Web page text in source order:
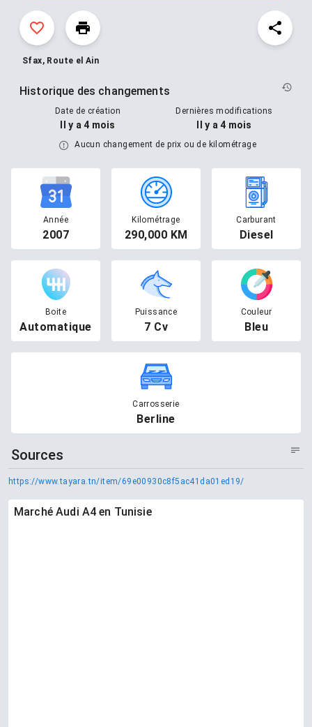
Sfax, Route el Ain
Historique des changements
Date de création
Il y a 4 mois
Dernières modifications
Il y a 4 mois
Aucun changement de prix ou de kilométrage
Année
2007
Kilométrage
290,000 KM
Carburant
Diesel
Boite
Automatique
Puissance
7 Cv
Couleur
Bleu
Carrosserie
Berline
Sources
https://www.tayara.tn/item/69e00930c8f5ac41da01ed19/
Marché Audi A4 en Tunisie